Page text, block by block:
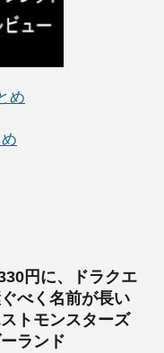
め
円に、ドラクエ
べく名前が長い
ストモンスターズ
ランド